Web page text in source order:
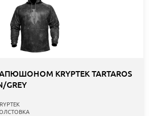
KRYPTEK TARTAROS
GREY